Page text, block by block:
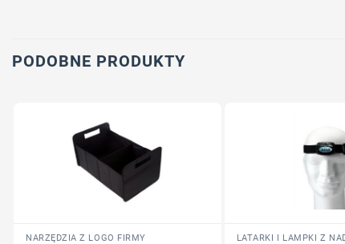
PODOBNE PRODUKTY
NARZĘDZIA Z LOGO FIRMY